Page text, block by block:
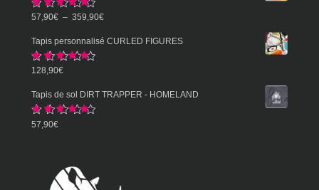
Note 5.00
sur 5
57,90€ – 359,90€Plage
à
Tapis personnalisé CURLED FIGURES
Note
sur 5
128,90€
Tapis de sol DIRT TRAPPER - HOMELAND
Note
sur 5
57,90€